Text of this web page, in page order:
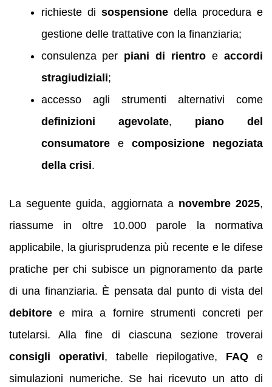
richieste di sospensionedella procedura e
gestione delle trattative con la finanziaria;
consulenza per piani di rientro e accordi
stragiudiziali;
accesso agli strumenti alternativi come
definizioni agevolate, piano del
consumatoree composizione negoziata
della crisi.
La seguente guida, aggiornata a novembre 2025,
riassume in oltre 10.000 parole la normativa
applicabile, la giurisprudenza più recente e le difese
pratiche per chi subisce un pignoramento da parte
di una finanziaria. È pensata dal punto di vista del
debitore e mira a fornire strumenti concreti per
tutelarsi. Alla fine di ciascuna sezione troverai
consigli operativi, tabelle riepilogative, FAQ e
simulazioni numeriche. Se hai ricevuto un atto di